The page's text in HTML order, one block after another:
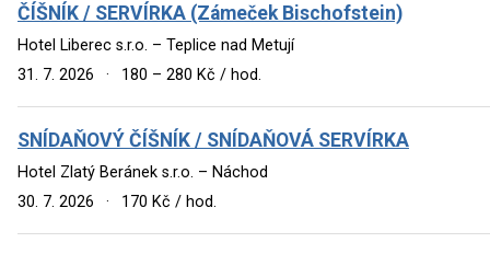
ČÍŠNÍK / SERVÍRKA (Zámeček Bischofstein)
Hotel Liberec s.r.o. – Teplice nad Metují
31. 7. 2026
· 180 – 280 Kč / hod.
SNÍDAŇOVÝ ČÍŠNÍK / SNÍDAŇOVÁ SERVÍRKA
Hotel Zlatý Beránek s.r.o. – Náchod
30. 7. 2026
· 170 Kč / hod.